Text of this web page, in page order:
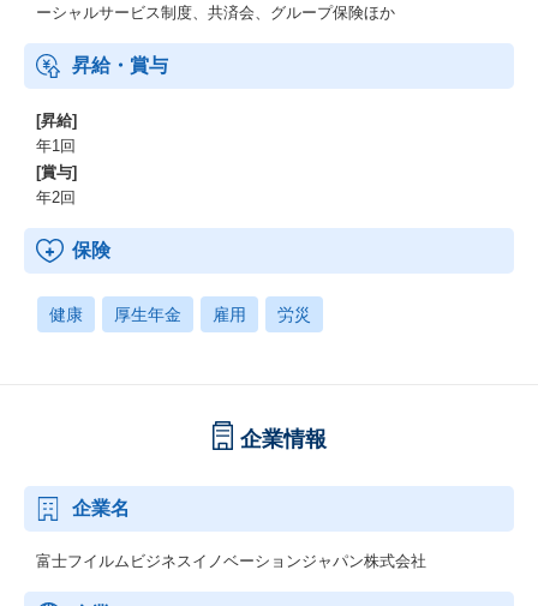
ーシャルサービス制度、共済会、グループ保険ほか
昇給・賞与
[昇給]
年1回
[賞与]
年2回
保険
健康 厚生年金 雇用 労災
企業情報
企業名
富士フイルムビジネスイノベーションジャパン株式会社